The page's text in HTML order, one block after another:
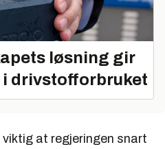
løsning gir
drivstofforbruket
viktig at regjeringen snart